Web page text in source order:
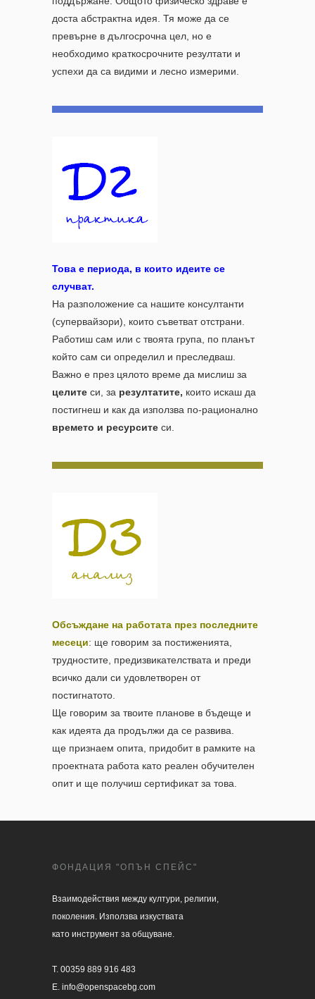
доста абстрактна идея. Тя може да се
превърне в дългосрочна цел, но е
необходимо краткосрочните резултати и
успехи да са видими и лесно измерими.
Това е периода, в които идеите се
случват.
На разположение са нашите консултанти
(супервайзори), които съветват отстрани.
Работиш сам или с твоята група, по планът
който сам си определил и преследваш.
Важно е през цялото време да мислиш за
целите си, за резултатите, които искаш да
постигнеш и как да използва по-рационално
времето и ресурсите си.
Обсъждане на работата през последните
месеци: ще говорим за постиженията,
трудностите, предизвикателствата и преди
всичко дали си удовлетворен от
постигнатото.
Ще говорим за твоите планове в бъдеще и
как идеята да продължи да се развива.
ще признаем опита, придобит в рамките на
проектната работа като реален обучителен
опит и ще получиш сертификат за това.
ФОНДАЦИЯ "ОПЪН СПЕЙС"
Взаимодействия между култури, религии,
поколения. Използва изкуствата
като инструмент за общуване.
T. 00359 889 916 483
E. info@openspacebg.com